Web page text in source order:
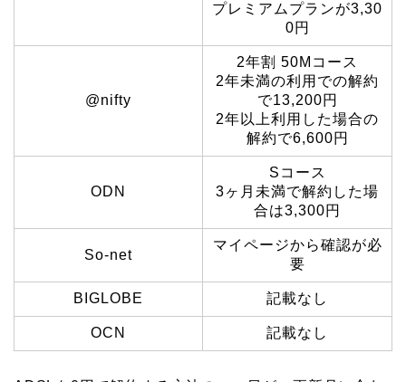
プレミアムプランが3,30
0円
@nifty
2年割 50Mコース
2年未満の利用での解約
で13,200円
2年以上利用した場合の
解約で6,600円
ODN
Sコース
3ヶ月未満で解約した場
合は3,300円
So-net
マイページから確認が必
要
BIGLOBE 記載なし
OCN 記載なし